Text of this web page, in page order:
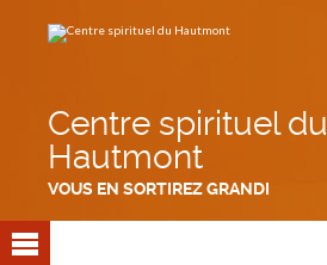
contenu.
Centre spirituel du
Hautmont
VOUS EN SORTIREZ GRANDI